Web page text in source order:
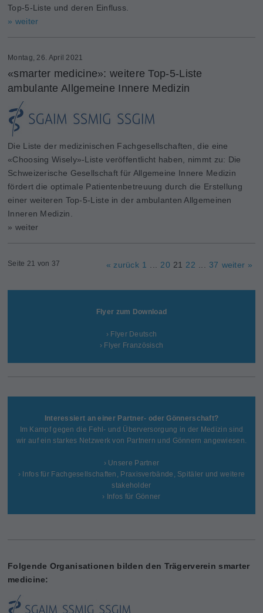
Top-5-Liste und deren Einfluss.
» weiter
Montag, 26. April 2021
«smarter medicine»: weitere Top-5-Liste
ambulante Allgemeine Innere Medizin
Die Liste der medizinischen Fachgesellschaften, die eine
«Choosing Wisely»-Liste veröffentlicht haben, nimmt zu: Die
Schweizerische Gesellschaft für Allgemeine Innere Medizin
fördert die optimale Patientenbetreuung durch die Erstellung
einer weiteren Top-5-Liste in der ambulanten Allgemeinen
Inneren Medizin.
» weiter
Seite 21 von 37 « zurück 1 20 21 22 37 weiter »
Flyer zum Download
› Flyer Deutsch
› Flyer Französisch
Interessiert an einer Partner- oder Gönnerschaft?
Im Kampf gegen die Fehl- und Überversorgung in der Medizin sind
wir auf ein starkes Netzwerk von Partnern und Gönnern angewiesen.
› Unsere Partner
› Infos für Fachgesellschaften, Praxisverbände, Spitäler und weitere
stakeholder
› Infos für Gönner
Folgende Organisationen bilden den Trägerverein smarter
medicine: